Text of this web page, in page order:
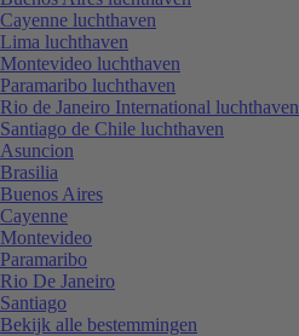
Cayenne luchthaven
Lima luchthaven
Montevideo luchthaven
Paramaribo luchthaven
Rio de Janeiro International luchthaven
Santiago de Chile luchthaven
Asuncion
Brasilia
Buenos Aires
Cayenne
Montevideo
Paramaribo
Rio De Janeiro
Santiago
Bekijk alle bestemmingen